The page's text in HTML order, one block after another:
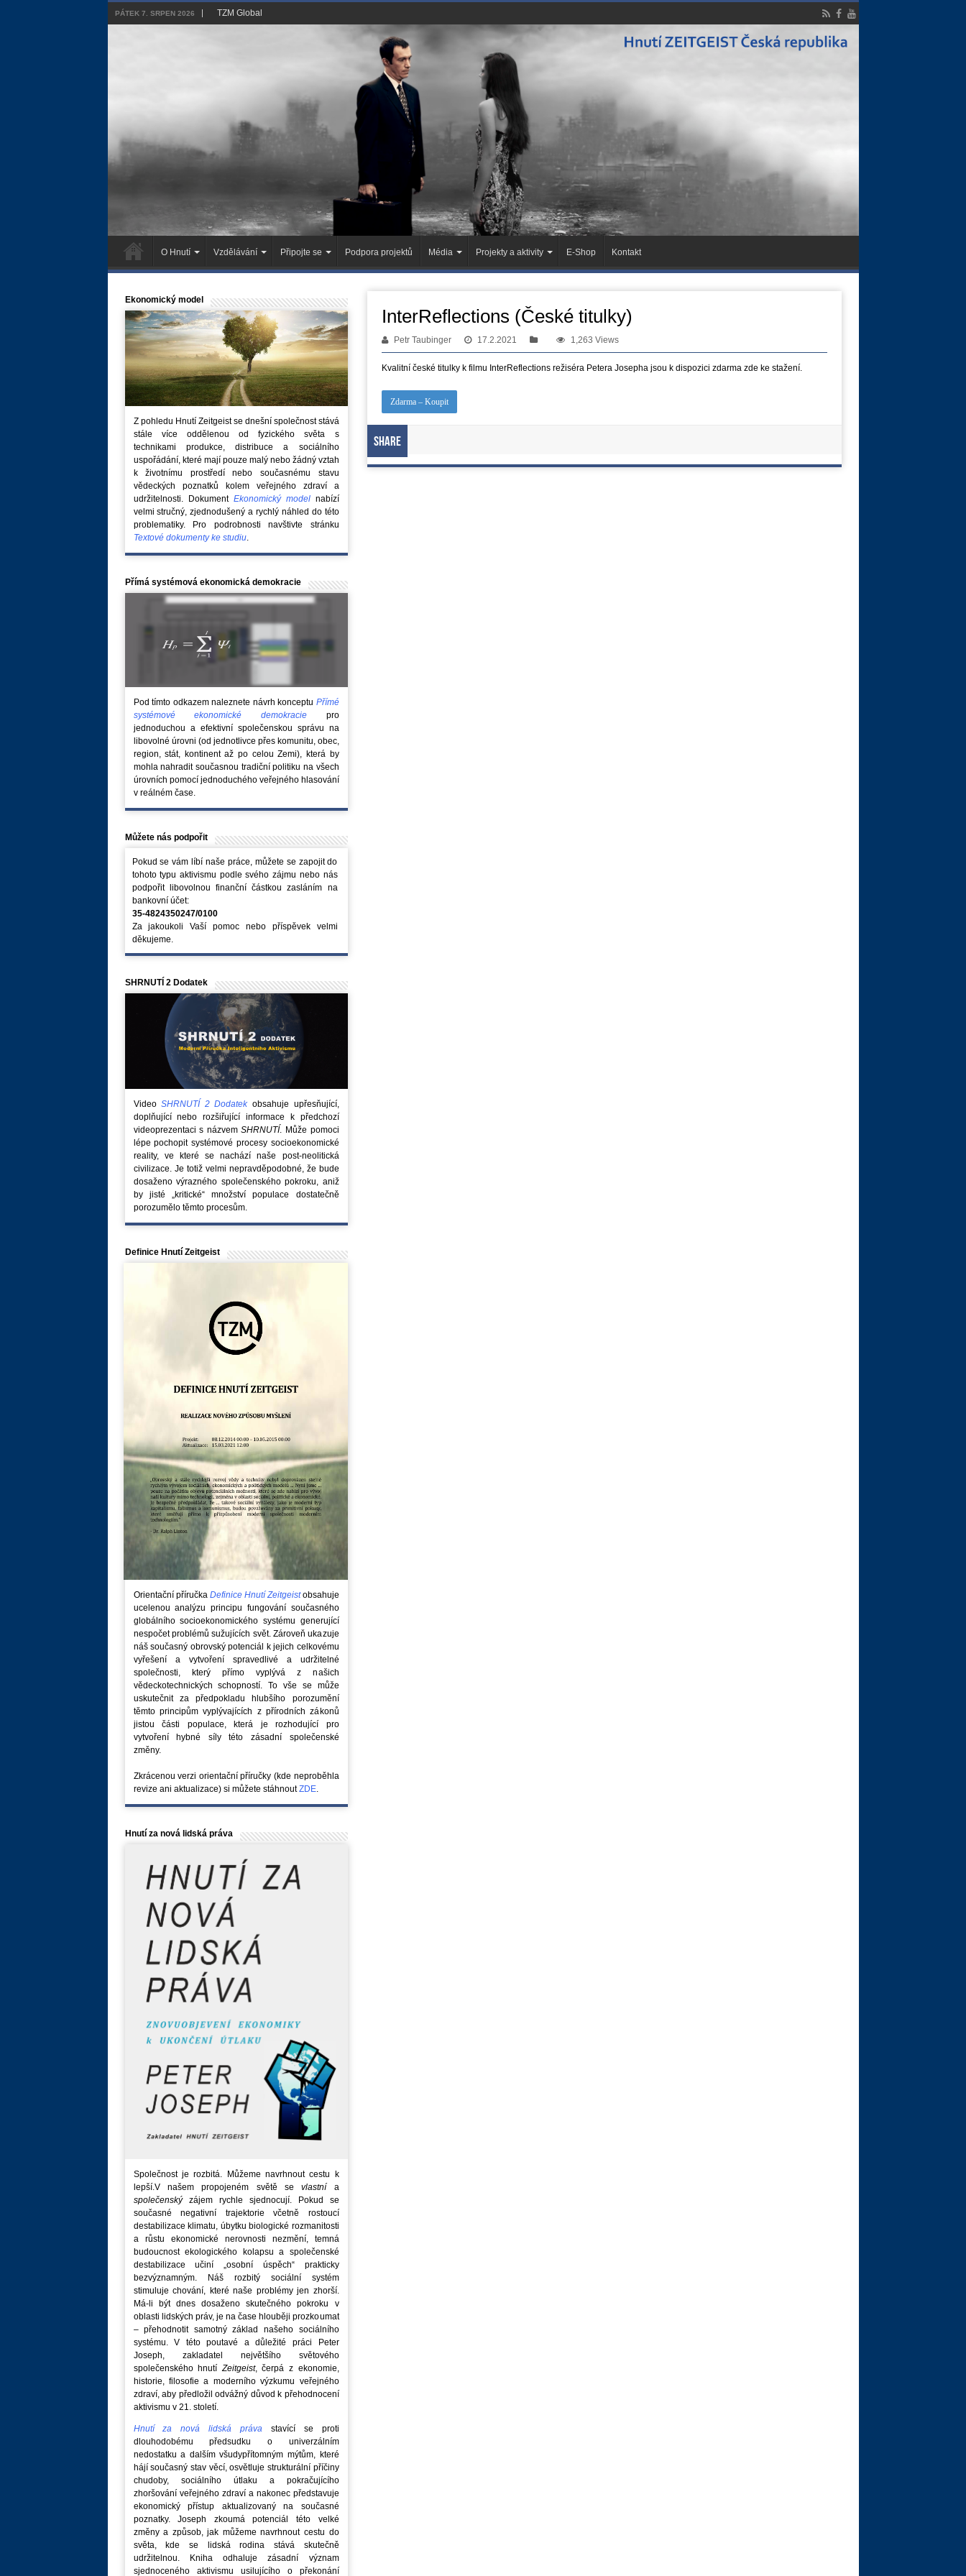
PÁTEK 7. SRPEN 2026 TZM Global
O Hnutí Vzdělávání Připojte se Podpora projektů Média Projekty a aktivity E-Shop Kontakt
InterReflections (České titulky)
Petr Taubinger 17.2.2021 1,263 Views
Kvalitní české titulky k filmu InterReflections režiséra Petera Josepha jsou k dispozici zdarma zde ke stažení.
Zdarma – Koupit
Share
Ekonomický model
Z pohledu Hnutí Zeitgeist se dnešní společnost stává
stále více oddělenou od fyzického světa s
technikami produkce, distribuce a sociálního
uspořádání, které mají pouze malý nebo žádný vztah
k životnímu prostředí nebo současnému stavu
vědeckých poznatků kolem veřejného zdraví a
udržitelnosti. Dokument Ekonomický modelnabízí
velmi stručný, zjednodušený a rychlý náhled do této
problematiky. Pro podrobnosti navštivte stránku
Textové dokumenty ke studiu.
Přímá systémová ekonomická demokracie
Pod tímto odkazem naleznete návrh konceptu Přímé
systémové ekonomické demokracie pro
jednoduchou a efektivní společenskou správu na
libovolné úrovni (od jednotlivce přes komunitu, obec,
region, stát, kontinent až po celou Zemi), která by
mohla nahradit současnou tradiční politiku na všech
úrovních pomocí jednoduchého veřejného hlasování
v reálném čase.
Můžete nás podpořit
Pokud se vám líbí naše práce, můžete se zapojit do
tohoto typu aktivismu podle svého zájmu nebo nás
podpořit libovolnou finanční částkou zasláním na
bankovní účet:
35-4824350247/0100
Za jakoukoli Vaší pomoc nebo příspěvek velmi
děkujeme.
SHRNUTÍ 2 Dodatek
VideoSHRNUTÍ 2 Dodatekobsahuje upřesňující,
doplňující nebo rozšiřující informace k předchozí
videoprezentaci s názvemSHRNUTÍ. Může pomoci
lépe pochopit systémové procesy socioekonomické
reality, ve které se nachází naše post-neolitická
civilizace. Je totiž velmi nepravděpodobné, že bude
dosaženo výrazného společenského pokroku, aniž
by jisté „kritické“ množství populace dostatečně
porozumělo těmto procesům.
Definice Hnutí Zeitgeist
Orientační příručka Definice Hnutí Zeitgeistobsahuje
ucelenou analýzu principu fungování současného
globálního socioekonomického systému generující
nespočet problémů sužujících svět. Zároveň ukazuje
náš současný obrovský potenciál k jejich celkovému
vyřešení a vytvoření spravedlivé a udržitelné
společnosti, který přímo vyplývá z našich
vědeckotechnických schopností. To vše se může
uskutečnit za předpokladu hlubšího porozumění
těmto principům vyplývajících z přírodních zákonů
jistou části populace, která je rozhodující pro
vytvoření hybné síly této zásadní společenské
změny.
Zkrácenou verzi orientační příručky (kde neproběhla
revize ani aktualizace) si můžete stáhnoutZDE.
Hnutí za nová lidská práva
Společnost je rozbitá. Můžeme navrhnout cestu k
lepší.V našem propojeném světě sevlastnía
společenskýzájem rychle sjednocují. Pokud se
současné negativní trajektorie včetně rostoucí
destabilizace klimatu, úbytku biologické rozmanitosti
a růstu ekonomické nerovnosti nezmění, temná
budoucnost ekologického kolapsu a společenské
destabilizace učiní „osobní úspěch“ prakticky
bezvýznamným. Náš rozbitý sociální systém
stimuluje chování, které naše problémy jen zhorší.
Má-li být dnes dosaženo skutečného pokroku v
oblasti lidských práv, je na čase hlouběji prozkoumat
– přehodnotit samotný základ našeho sociálního
systému. V této poutavé a důležité práci Peter
Joseph, zakladatel největšího světového
společenského hnutí Zeitgeist, čerpá z ekonomie,
historie, filosofie a moderního výzkumu veřejného
zdraví, aby předložil odvážný důvod k přehodnocení
aktivismu v 21. století.
Hnutí za nová lidská práva stavící se proti
dlouhodobému předsudku o univerzálním
nedostatku a dalším všudypřítomným mýtům, které
hájí současný stav věcí, osvětluje strukturální příčiny
chudoby, sociálního útlaku a pokračujícího
zhoršování veřejného zdraví a nakonec představuje
ekonomický přístup aktualizovaný na současné
poznatky. Joseph zkoumá potenciál této velké
změny a způsob, jak můžeme navrhnout cestu do
světa, kde se lidská rodina stává skutečně
udržitelnou. Kniha odhaluje zásadní význam
sjednoceného aktivismu usilujícího o překonání